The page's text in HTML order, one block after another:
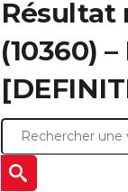
Résultat
(10360)